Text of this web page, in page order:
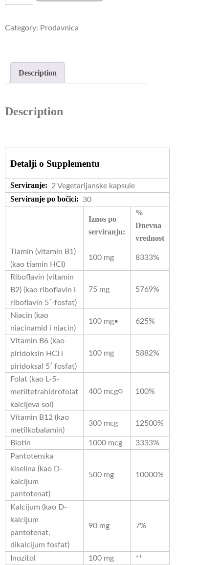
kompleks
veg.
kapsula
quantity
Category: Prodavnica
Description
Description
Detalji o Supplementu
Serviranje: 2 Vegetarijanske kapsule
Serviranje po bočici: 30
Iznos po
serviranju:
%
Dnevna
vrednost
Tiamin (vitamin B1)
(kao tiamin HCI)
100 mg 8333%
Riboflavin (vitamin
B2) (kao riboflavin i
riboflavin 5′-fosfat)
75 mg 5769%
Niacin (kao
niacinamid i niacin)
100 mg• 625%
Vitamin B6 (kao
piridoksin HCI i
piridoksal 5′ fosfat)
100 mg 5882%
Folat (kao L-5-
metiltetrahidrofolat
kalcijeva sol)
400 mcg○ 100%
Vitamin B12 (kao
metilkobalamin)
300 mcg 12500%
Biotin 1000 mcg
3333%
Pantotenska
kiselina (kao D-
kalcijum
pantotenat)
500 mg 10000%
Kalcijum (kao D-
kalcijum
pantotenat,
dikalcijum fosfat)
90 mg 7%
Inozitol 100 mg
**